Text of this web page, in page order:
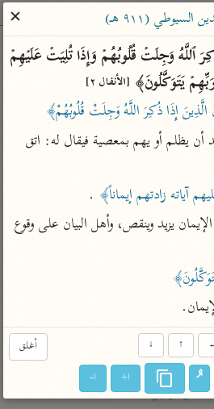
نشر القرآن والعلم الشرعي
القرآني
علوم مصاحف
Type 2 or
البيان للقنوجي
ابن جزي
الآلوسي
تفسير الرازي
معاصرة
الميسر
أيسر التفاسير
القرآن – تدبر وعمل
تفسير ابن عثيمين
(٩١١ هـ)
✕
رَبِّهِمۡ یَتَوَكَّلُونَ﴾ [الأنفال ٢]
الَّذِينَ إِذَا ذُكِرَ اللَّهُ وَجِلَتْ قُلُوبُهُمْ﴾
آياته زادتهم إيماناً﴾ .
أغلق ↑
↓
ا+ ا-